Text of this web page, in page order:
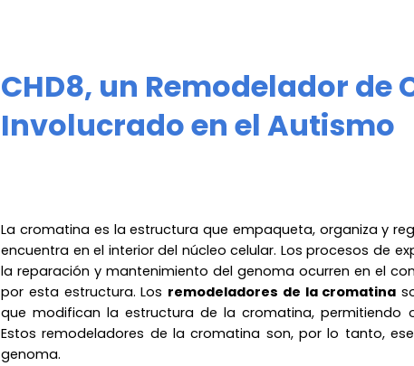
CHD8, un Remodelador de
Involucrado en el Autismo
La cromatina es la estructura que empaqueta, organiza y
encuentra en el interior del núcleo celular. Los procesos de
la reparación y mantenimiento del genoma ocurren en el
por esta estructura. Los remodeladores de la cromatina
que modifican la estructura de la cromatina, permitiendo
Estos remodeladores de la cromatina son, por lo tanto,
genoma.